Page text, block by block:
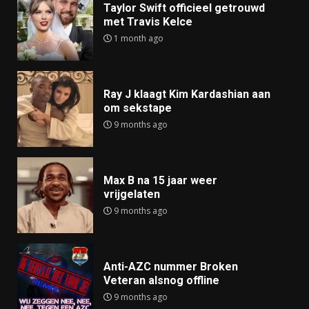
Taylor Swift officieel getrouwd
met Travis Kelce
1 month ago
Ray J klaagt Kim Kardashian aan
om sekstape
9 months ago
Max B na 15 jaar weer
vrijgelaten
9 months ago
Anti-AZC nummer Broken
Veteran alsnog offline
9 months ago